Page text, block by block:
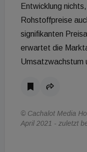
Entwicklung
Rohstoffpreise
signifikanten
erwartet die
Umsatzwachstum
© Cachalot Media
April 2021 - zuletzt